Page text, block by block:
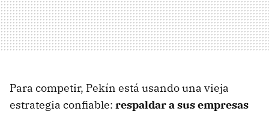
Para competir, Pekín está usando una vieja
estrategia confiable: respaldar a sus empresas